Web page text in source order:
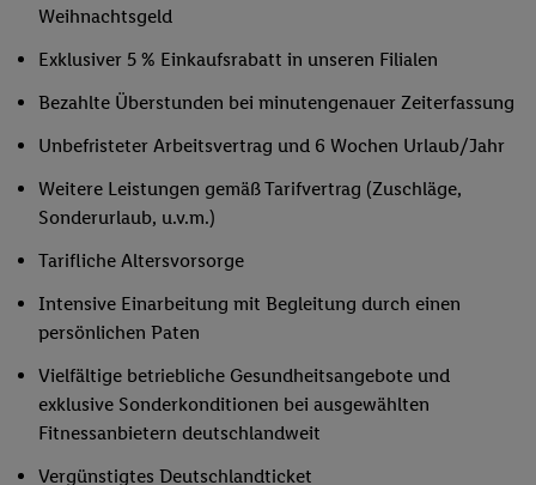
Weihnachtsgeld
Exklusiver 5 % Einkaufsrabatt in unseren Filialen
Bezahlte Überstunden bei minutengenauer Zeiterfassung
Unbefristeter Arbeitsvertrag und 6 Wochen Urlaub/Jahr
Weitere Leistungen gemäß Tarifvertrag (Zuschläge,
Sonderurlaub, u.v.m.)
Tarifliche Altersvorsorge
Intensive Einarbeitung mit Begleitung durch einen
persönlichen Paten
Vielfältige betriebliche Gesundheitsangebote und
exklusive Sonderkonditionen bei ausgewählten
Fitnessanbietern deutschlandweit
Vergünstigtes Deutschlandticket